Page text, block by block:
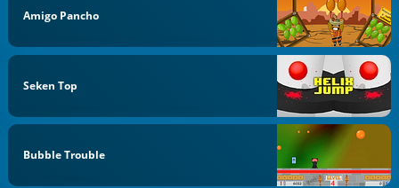
Amigo Pancho
Seken Top
Bubble Trouble